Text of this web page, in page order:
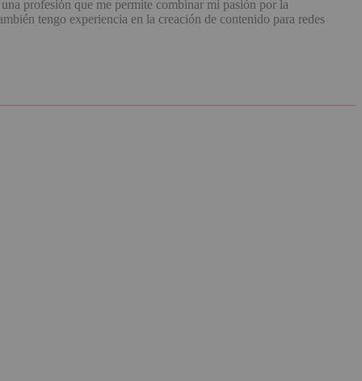
profesión que me permite combinar mi pasión por la
tengo experiencia en la creación de contenido para redes